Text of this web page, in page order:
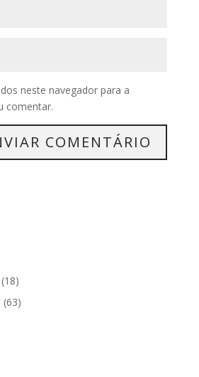
neste navegador para a
comentar.
(18)
(63)